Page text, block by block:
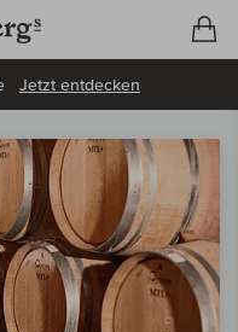
Jetzt entdecken